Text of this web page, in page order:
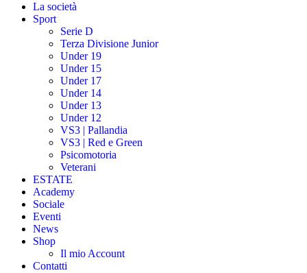
La società
Sport
Serie D
Terza Divisione Junior
Under 19
Under 15
Under 17
Under 14
Under 13
Under 12
VS3 | Pallandia
VS3 | Red e Green
Psicomotoria
Veterani
ESTATE
Academy
Sociale
Eventi
News
Shop
Il mio Account
Contatti